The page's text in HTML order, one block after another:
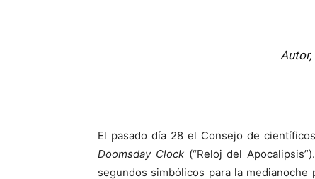
El pasado día 28 el Consejo de
Doomsday Clock(“Reloj del
segundos simbólicos para la